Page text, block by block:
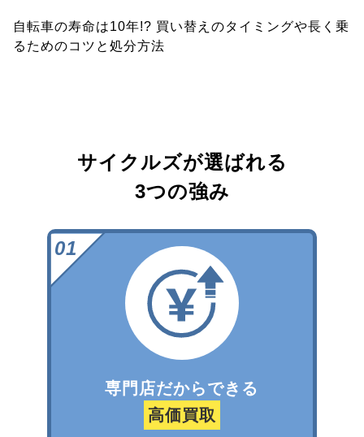
自転車の寿命は10年!? 買い替えのタイミングや長く乗
るためのコツと処分方法
サイクルズが選ばれる
3つの強み
専門店だからできる
高価買取